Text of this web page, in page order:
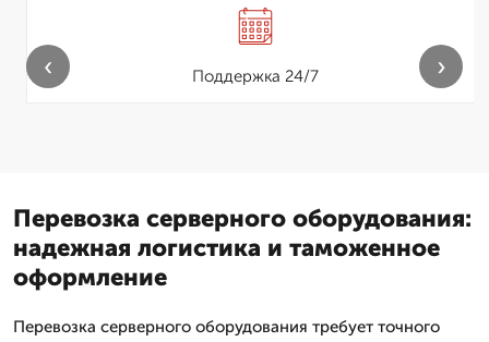
Поддержка 24/7
‹ ›
Перевозка серверного оборудования:
надежная логистика и таможенное
оформление
Перевозка серверного оборудования требует точного